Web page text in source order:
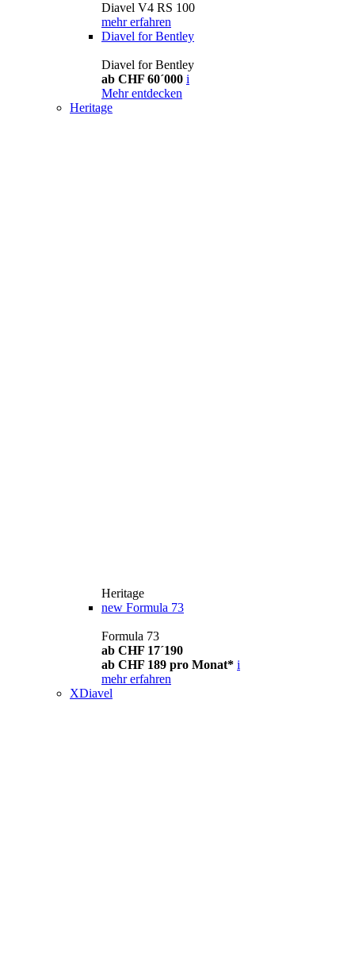
Diavel V4 RS 100
mehr erfahren
Diavel for Bentley
Diavel for Bentley
ab CHF 60´000 i
Mehr entdecken
Heritage
Heritage
new Formula 73
Formula 73
ab CHF 17´190
ab CHF 189 pro Monat* i
mehr erfahren
XDiavel